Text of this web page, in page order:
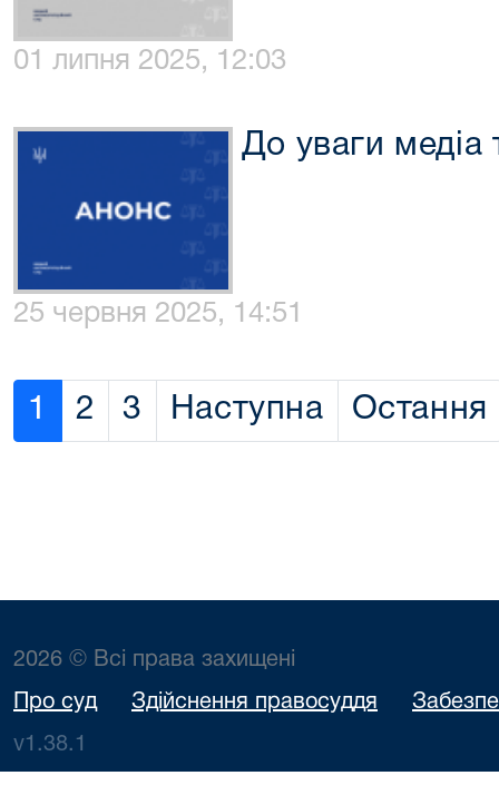
01 липня 2025, 12:03
До уваги медіа
25 червня 2025, 14:51
1 2 3 Наступна Остання
2026 © Всі права захищені
Про суд Здійснення правосуддя
v1.38.1